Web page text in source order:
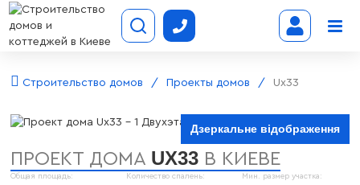
Строительство домов Проекты домов Ux33
Дзеркальне відображення
ПРОЕКТ ДОМА UX33 В КИЕВЕ
Общая площадь: Количество спалень: Мин. размер участка: